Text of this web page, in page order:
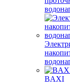
BAXI